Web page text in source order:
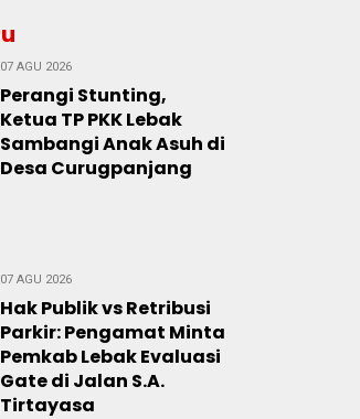
07 AGU 2026
Perangi Stunting,
Ketua TP PKK Lebak
Sambangi Anak Asuh di
Desa Curugpanjang
07 AGU 2026
Hak Publik vs Retribusi
Parkir: Pengamat Minta
Pemkab Lebak Evaluasi
Gate di Jalan S.A.
Tirtayasa